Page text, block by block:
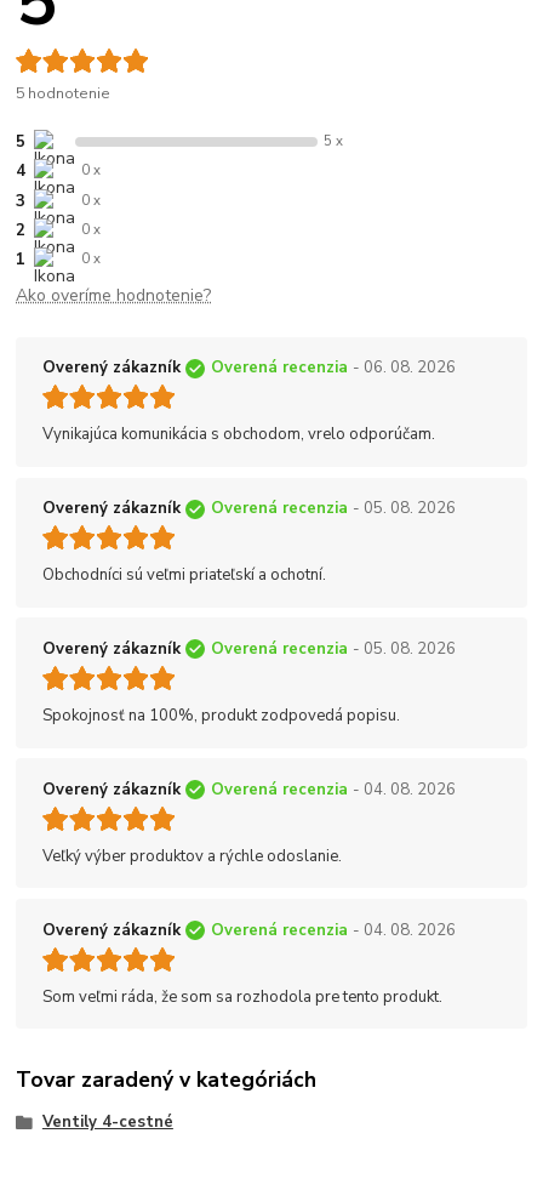
5 hodnotenie
5 5 x
4 0 x
3 0 x
2 0 x
1 0 x
Ako overíme hodnotenie?
Overený zákazník Overená recenzia - 06. 08. 2026
Vynikajúca komunikácia s obchodom, vrelo odporúčam.
Overený zákazník Overená recenzia - 05. 08. 2026
Obchodníci sú veľmi priateľskí a ochotní.
Overený zákazník Overená recenzia - 05. 08. 2026
Spokojnosť na 100%, produkt zodpovedá popisu.
Overený zákazník Overená recenzia - 04. 08. 2026
Veľký výber produktov a rýchle odoslanie.
Overený zákazník Overená recenzia - 04. 08. 2026
Som veľmi ráda, že som sa rozhodola pre tento produkt.
Tovar zaradený v kategóriách
Ventily 4-cestné